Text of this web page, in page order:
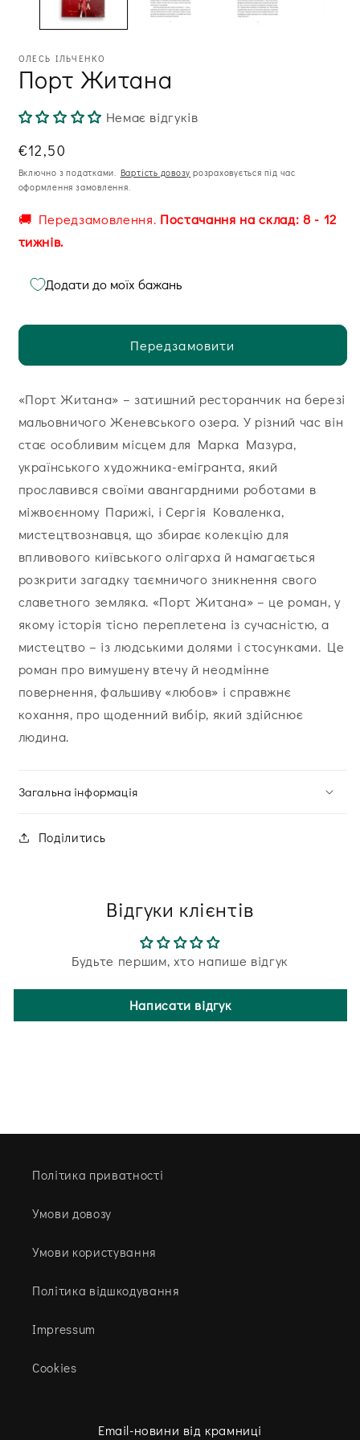
ОЛЕСЬ ІЛЬЧЕНКО
Порт Житана
Немає відгуків
Звична
ціна
€12,50
Включно з податками. Вартість довозу розраховується під час
оформлення замовлення.
🚚 Передзамовлення. Постачання на склад: 8 - 12
тижнів.
Додати до моїх бажань
Передзамовити
«Порт Житана» – затишний ресторанчик на березі
мальовничого Женевського озера. У різний час він
стає особливим місцем для Марка Мазура,
українського художника-емігранта, який
прославився своїми авангардними роботами в
міжвоєнному Парижі, і Сергія Коваленка,
мистецтвознавця, що збирає колекцію для
впливового київського олігарха й намагається
розкрити загадку таємничого зникнення свого
славетного земляка. «Порт Житана» – це роман, у
якому історія тісно переплетена із сучасністю, а
мистецтво – із людськими долями і стосунками. Це
роман про вимушену втечу й неодмінне
повернення, фальшиву «любов» і справжнє
кохання, про щоденний вибір, який здійснює
людина.
Загальна інформація
Поділитись
Відгуки клієнтів
Будьте першим, хто напише відгук
Написати відгук
Політика приватності
Умови довозу
Умови користування
Політика відшкодування
Impressum
Cookies
Email-новини від крамниці